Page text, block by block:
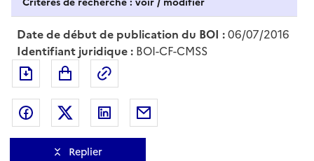
Date de début de publication du BOI :06/07/2016
Identifiant juridique : BOI-CF-CMSS
Exporter le document au format pdf
Partager sur Facebook
Partager sur Twitter
Partager sur LinkedIn
Replier